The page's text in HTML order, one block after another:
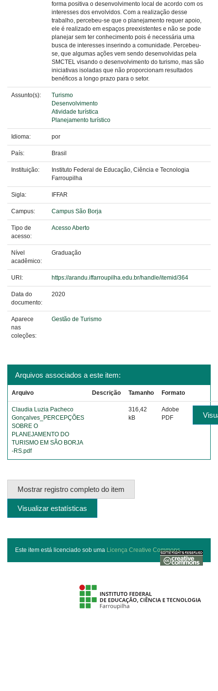
forma positiva o desenvolvimento local de acordo com os
interesses dos envolvidos. Com a realização desse
trabalho, percebeu-se que o planejamento requer apoio,
ele é realizado em espaços preexistentes e não se pode
planejar sem ter conhecimento pois é necessária uma
busca de interesses inserindo a comunidade. Percebeu-
se, que algumas ações vem sendo desenvolvidas pela
SMCTEL visando o desenvolvimento do turismo, mas são
iniciativas isoladas que não proporcionam resultados
benéficos a longo prazo para o setor.
Assunto(s):
Turismo
Desenvolvimento
Atividade turística
Planejamento turístico
Idioma: por
País: Brasil
Instituição:
Instituto Federal de Educação, Ciência e Tecnologia
Farroupilha
Sigla: IFFAR
Campus: Campus São Borja
Tipo de
acesso:
Acesso Aberto
Nível
acadêmico:
Graduação
URI: https://arandu.iffarroupilha.edu.br/handle/itemid/364
Data do
documento:
2020
Aparece
nas
coleções:
Gestão de Turismo
Arquivos associados a este item:
Arquivo Descrição Tamanho Formato
Claudia Luzia Pacheco
Gonçalves_PERCEPÇÕES
SOBRE O
PLANEJAMENTO DO
TURISMO EM SÃO BORJA
-RS.pdf
316,42
kB
Adobe
PDF
Mostrar registro completo do item
Visualizar estatísticas
Este item está licenciado sob uma Licença Creative Commons